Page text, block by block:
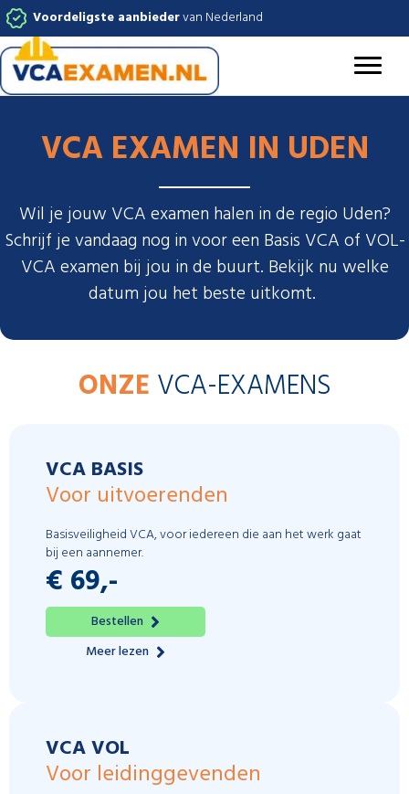
Voordeligste aanbiedervan Nederland
VCA EXAMEN IN UDEN
Wil je jouw VCA examen halen in de regio Uden?
Schrijf je vandaag nog in voor een Basis VCA of VOL-
VCA examen bij jou in de buurt. Bekijk nu welke
datum jou het beste uitkomt.
ONZE VCA-EXAMENS
VCA BASIS
Voor uitvoerenden
Basisveiligheid VCA, voor iedereen die aan het werk gaat
bij een aannemer.
€ 69,-
Bestellen
Meer lezen
VCA VOL
Voor leidinggevenden